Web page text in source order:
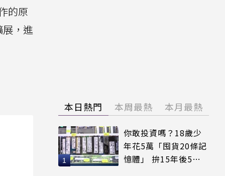
的原
，進
本日熱門 本周最熱 本月最熱
你敢投資嗎？18歲少
年花5萬「囤貨20條記
憶體」 拚15年後5倍